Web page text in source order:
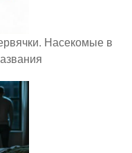
Насекомые в